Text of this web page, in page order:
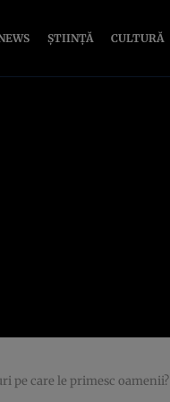
ȘTIINȚĂ CULTURĂ
pe care le primesc oamenii?